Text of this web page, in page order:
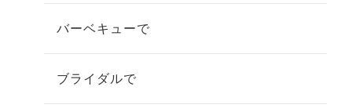
バーベキューで
ブライダルで